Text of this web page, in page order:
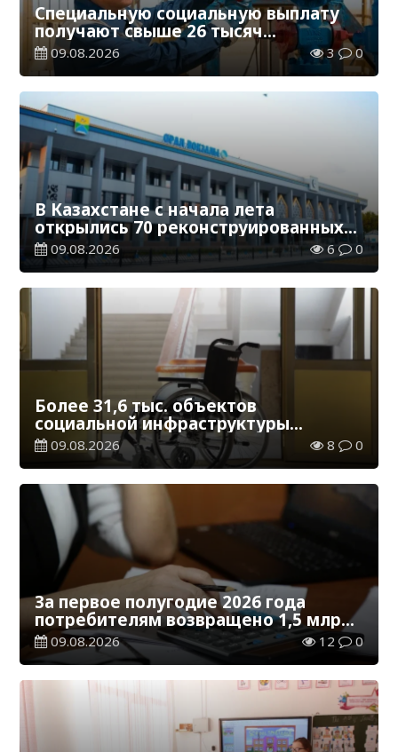
Специальную социальную выплату
получают свыше 26 тысяч
работников, занятых во вредных
условиях труда
09.08.2026 3 0
В Казахстане с начала лета
открылись 70 реконструированных
железнодорожных вокзалов
09.08.2026 6 0
Более 31,6 тыс. объектов
социальной инфраструктуры
адаптированы для лиц с
инвалидностью
09.08.2026 8 0
За первое полугодие 2026 года
потребителям возвращено 1,5 млрд
тенге
09.08.2026 12 0